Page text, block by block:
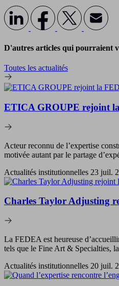
D'autres articles qui pourraient
Toutes les actualités
ETICA GROUPE rejoint
Acteur reconnu de l’expertise
motivée autant par le partage
Actualités institutionnelles 23 juil.
Charles Taylor Adjusting
La FEDEA est heureuse
tels que le Fine Art & Specialties,
Actualités institutionnelles 20 juil.